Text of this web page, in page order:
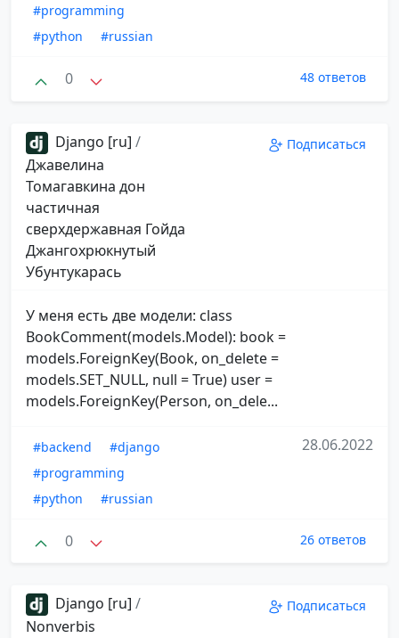
#programming
#python
#russian
0 48 ответов
Django [ru] /
Джавелина
Томагавкина дон
частичная
сверхдержавная Гойда
Джангохрюкнутый
Убунтукарась
Подписаться
У меня есть две модели: class
BookComment(models.Model): book =
models.ForeignKey(Book, on_delete =
models.SET_NULL, null = True) user =
models.ForeignKey(Person, on_dele...
#backend
#django
#programming
#python
#russian
28.06.2022
0 26 ответов
Django [ru] /
Nonverbis
Подписаться